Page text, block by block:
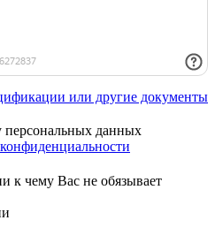
или другие документы
персональных данных
к чему Вас не обязывает